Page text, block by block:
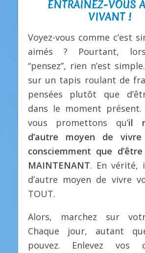
ENTRAÎNEZ-VOUS
VIVANT !
Voyez-vous comme c’est
aimés ? Pourtant,
“pensez”, rien n’est
sur un tapis roulant de
pensées plutôt que
dans le moment présent.
vous promettons qu’il
d’autre moyen de
consciemment que
MAINTENANT. En vérité,
d’autre moyen de vivre
TOUT.
Alors, marchez sur
Chaque jour, autant
pouvez. Enlevez vos